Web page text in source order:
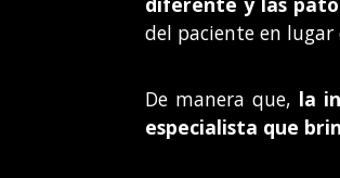
del paciente en lugar
De manera que, la
especialista que